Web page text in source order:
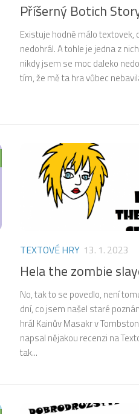
Příšerný Botich
Existuje hodně málo textovek,
nedohrál. A tohle je jedna z
nikdy jsem se moc daleko
tím, že mě ta hra vůbec
TEXTOVÉ HRY 13. 1. 2023
Hela the zombie
No, tak to se povedlo, není
dní, co jsem našel staré
hrál Kainův Masakr v
napsal nějakou recenzi na
tak...